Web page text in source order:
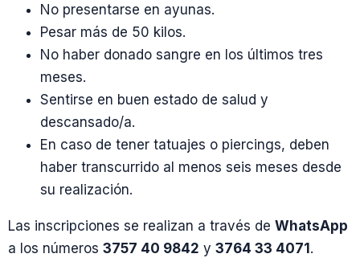
No presentarse en ayunas.
Pesar más de 50 kilos.
No haber donado sangre en los últimos tres
meses.
Sentirse en buen estado de salud y
descansado/a.
En caso de tener tatuajes o piercings, deben
haber transcurrido al menos seis meses desde
su realización.
Las inscripciones se realizan a través de WhatsApp
a los números 3757 40 9842 y 3764 33 4071.